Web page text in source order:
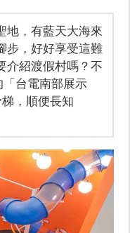
地，有藍天大海來
步，好好享受這難
介紹渡假村嗎？不
台電南部展示
，順便長知